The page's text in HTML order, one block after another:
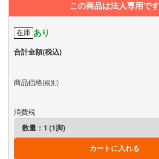
この商品は法人専用です
在庫 あり
合計金額(税込)
商品価格(税別)
消費税
カートに入れる